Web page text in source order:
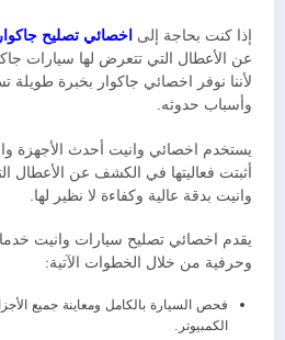
إذا كنت بحاجة إلى اخصائي تصليح جاكوار
عن الأعطال التي تتعرض لها سيارات
لأننا نوفر اخصائي جاكوار بخبرة
وأسباب حدوثه.
يستخدم اخصائي وانيت أحدث الأجهزة
أثبتت فعاليتها في الكشف عن الأعطال
وانيت بدقة عالية وكفاءة لا نظير لها.
يقدم اخصائي تصليح سيارات وانيت
وحرفية من خلال الخطوات الآتية:
فحص السيارة بالكامل ومعاينة جميع
الكمبيوتر.